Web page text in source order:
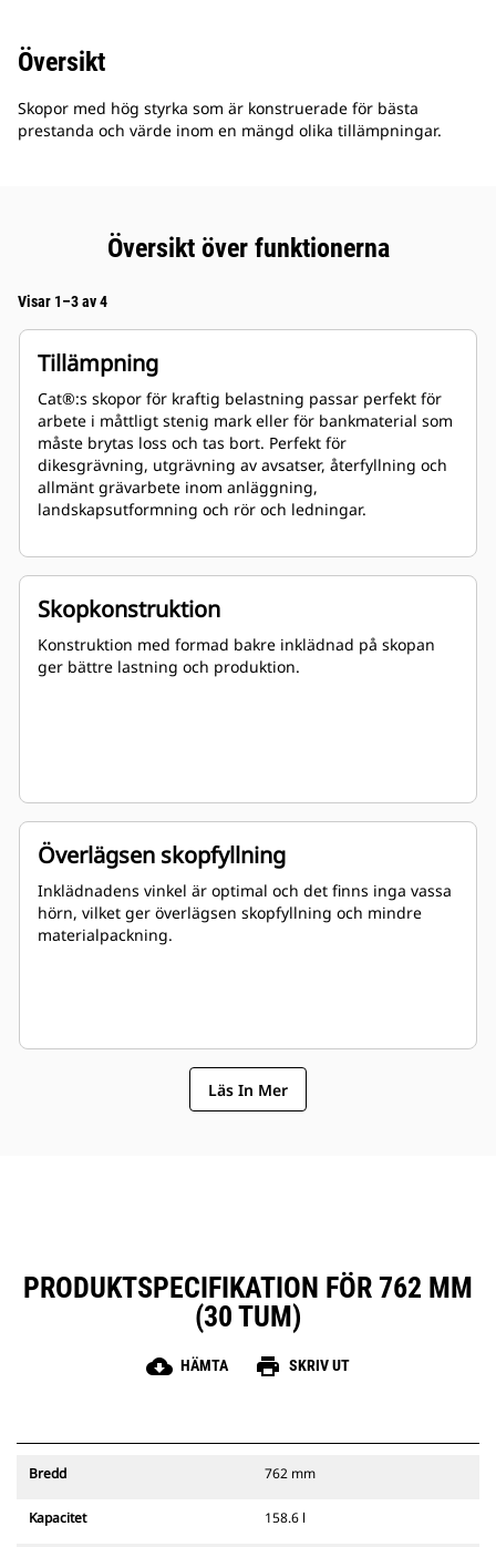
Översikt
Skopor med hög styrka som är konstruerade för bästa
prestanda och värde inom en mängd olika tillämpningar.
Översikt över funktionerna
Visar 1–3 av 4
Tillämpning
Cat®:s skopor för kraftig belastning passar perfekt för
arbete i måttligt stenig mark eller för bankmaterial som
måste brytas loss och tas bort. Perfekt för
dikesgrävning, utgrävning av avsatser, återfyllning och
allmänt grävarbete inom anläggning,
landskapsutformning och rör och ledningar.
Skopkonstruktion
Konstruktion med formad bakre inklädnad på skopan
ger bättre lastning och produktion.
Överlägsen skopfyllning
Inklädnadens vinkel är optimal och det finns inga vassa
hörn, vilket ger överlägsen skopfyllning och mindre
materialpackning.
Läs In Mer
PRODUKTSPECIFIKATION FÖR 762 MM
(30 TUM)
cloud_download HÄMTA print SKRIV UT
Bredd 762 mm
Kapacitet 158.6 l